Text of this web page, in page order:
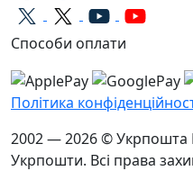
Способи оплати
Політика
2002 — 2026 © Укрпошта
Укрпошти. Всі права